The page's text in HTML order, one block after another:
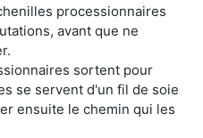
processionnaires
avant que ne
sortent pour
se servent d'un fil de soie
ensuite le chemin qui les